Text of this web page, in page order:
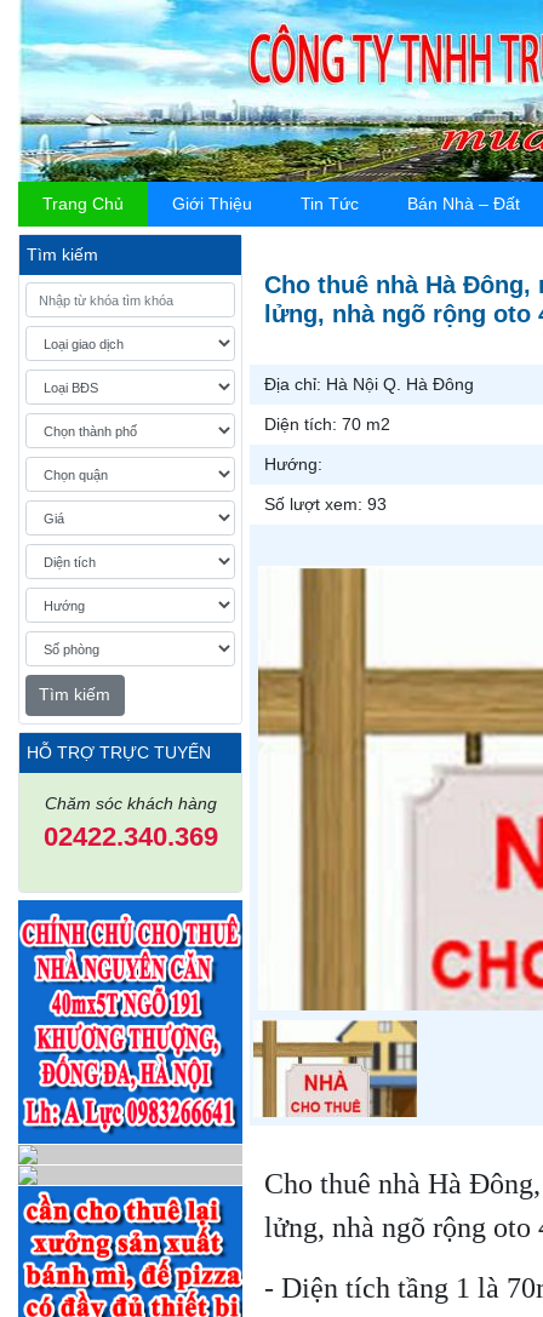
Trang Chủ Giới Thiệu Tin Tức Bán Nhà – Đất
Tìm kiếm
Tìm kiếm
HỖ TRỢ TRỰC TUYẾN
Chăm sóc khách hàng
02422.340.369
Cho thuê nhà Hà Đông,
lửng, nhà ngõ rộng oto
Địa chỉ: Hà Nội Q. Hà Đông
Diện tích: 70 m2
Hướng:
Số lượt xem: 93
Cho thuê nhà Hà
lửng, nhà ngõ rộng oto
- Diện tích tầng 1 là